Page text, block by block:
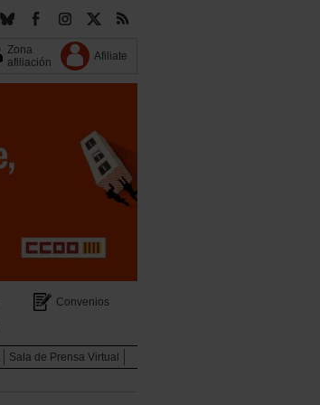
Zona
afiliación
Afiliate
Convenios
Sala de Prensa Virtual